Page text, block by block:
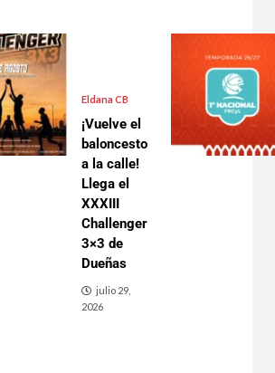
Eldana CB
¡Vuelve el
baloncesto
a la calle!
Llega el
XXXIII
Challenger
3×3 de
Dueñas
julio 29,
2026